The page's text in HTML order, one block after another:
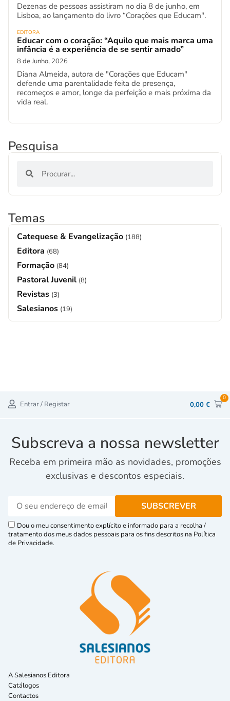
Dezenas de pessoas assistiram no dia 8 de junho, em
Lisboa, ao lançamento do livro “Corações que Educam".
EDITORA
Educar com o coração: “Aquilo que mais marca uma
infância é a experiência de se sentir amado”
8 de Junho, 2026
Diana Almeida, autora de "Corações que Educam"
defende uma parentalidade feita de presença,
recomeços e amor, longe da perfeição e mais próxima da
vida real.
Pesquisa
Temas
Catequese & Evangelização (188)
Editora (68)
Formação (84)
Pastoral Juvenil (8)
Revistas (3)
Salesianos (19)
Entrar / Registar 0,00 €
0
Subscreva a nossa newsletter
Receba em primeira mão as novidades, promoções
exclusivas e descontos especiais.
Dou o meu consentimento explícito e informado para a recolha /
tratamento dos meus dados pessoais para os fins descritos na Política
de Privacidade.
A Salesianos Editora
Catálogos
Contactos